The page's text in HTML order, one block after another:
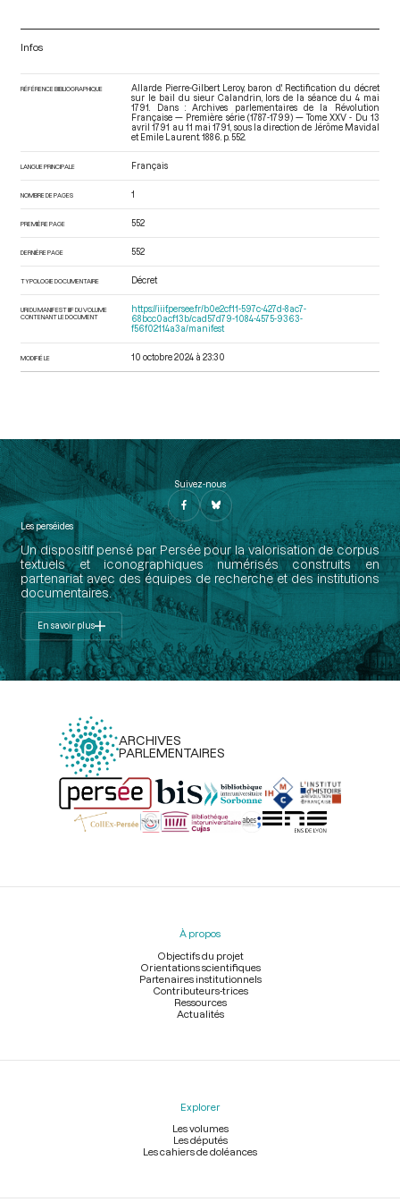
Infos
RÉFÉRENCE BIBLIOGRAPHIQUE
Allarde Pierre-Gilbert Leroy, baron d'. Rectification du décret
sur le bail du sieur Calandrin, lors de la séance du 4 mai
1791. Dans : Archives parlementaires de la Révolution
Française — Première série (1787-1799) — Tome XXV - Du 13
avril 1791 au 11 mai 1791 , sous la direction de Jérôme Mavidal
et Emile Laurent. 1886. p. 552.
LANGUE PRINCIPALE Français
NOMBRE DE PAGES 1
PREMIÈRE PAGE 552
DERNIÈRE PAGE 552
TYPOLOGIE DOCUMENTAIRE Décret
URI DU MANIFEST IIIF DU VOLUME
CONTENANT LE DOCUMENT
https://iiif.persee.fr/b0e2cf11-597c-427d-8ac7-
68bcc0acf13b/cad57d79-1084-4575-9363-
f56f02114a3a/manifest
MODIFIÉ LE 10 octobre 2024 à 23:30
Suivez-nous
Les perséides
Un dispositif pensé par Persée pour la valorisation de corpus
textuels et iconographiques numérisés construits en
partenariat avec des équipes de recherche et des institutions
documentaires.
En savoir plus
ARCHIVES
PARLEMENTAIRES
Menu
À propos
Objectifs du projet
Orientations scientifiques
Partenaires institutionnels
Contributeurs-trices
Ressources
Actualités
Explorer
Les volumes
Les députés
Les cahiers de doléances